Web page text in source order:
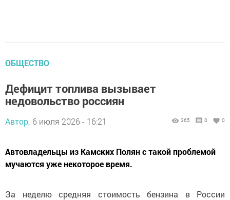
ОБЩЕСТВО
Дефицит топлива вызывает
недовольство россиян
Автор, 6 июля 2026 - 16:21 365 0 0
Автовладельцы из Камских Полян с такой проблемой
мучаются уже некоторое время.
За неделю средняя стоимость бензина в России